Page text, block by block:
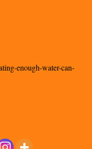
enough-water-can-